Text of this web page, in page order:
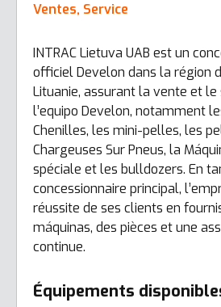
Ventes, Service
INTRAC Lietuva UAB est un
officiel Develon dans la région
Lituanie, assurant la vente et le
l’equipo Develon, notamment
Chenilles, les mini-pelles, les
Chargeuses Sur Pneus, la
spéciale et les bulldozers. En
concessionnaire principal,
réussite de ses clients en
máquinas, des pièces et une
continue.
Équipements